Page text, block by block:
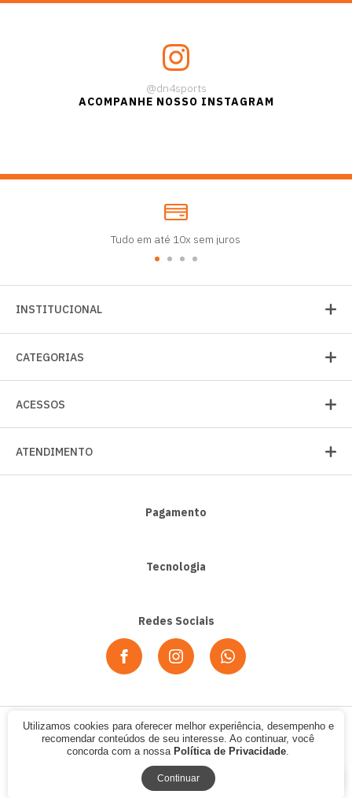
@dn4sports
ACOMPANHE NOSSO INSTAGRAM
Tudo em até 10x sem juros
INSTITUCIONAL
CATEGORIAS
ACESSOS
ATENDIMENTO
Pagamento
Tecnologia
Redes Sociais
© 2020 - Alpha Sport. CNPJ: 07.354.702/0001-12. Todos os direitos
reservados.
Utilizamos cookies para oferecer melhor experiência, desempenho e
recomendar conteúdos de seu interesse. Ao continuar, você
concorda com a nossa Política de Privacidade.
Continuar